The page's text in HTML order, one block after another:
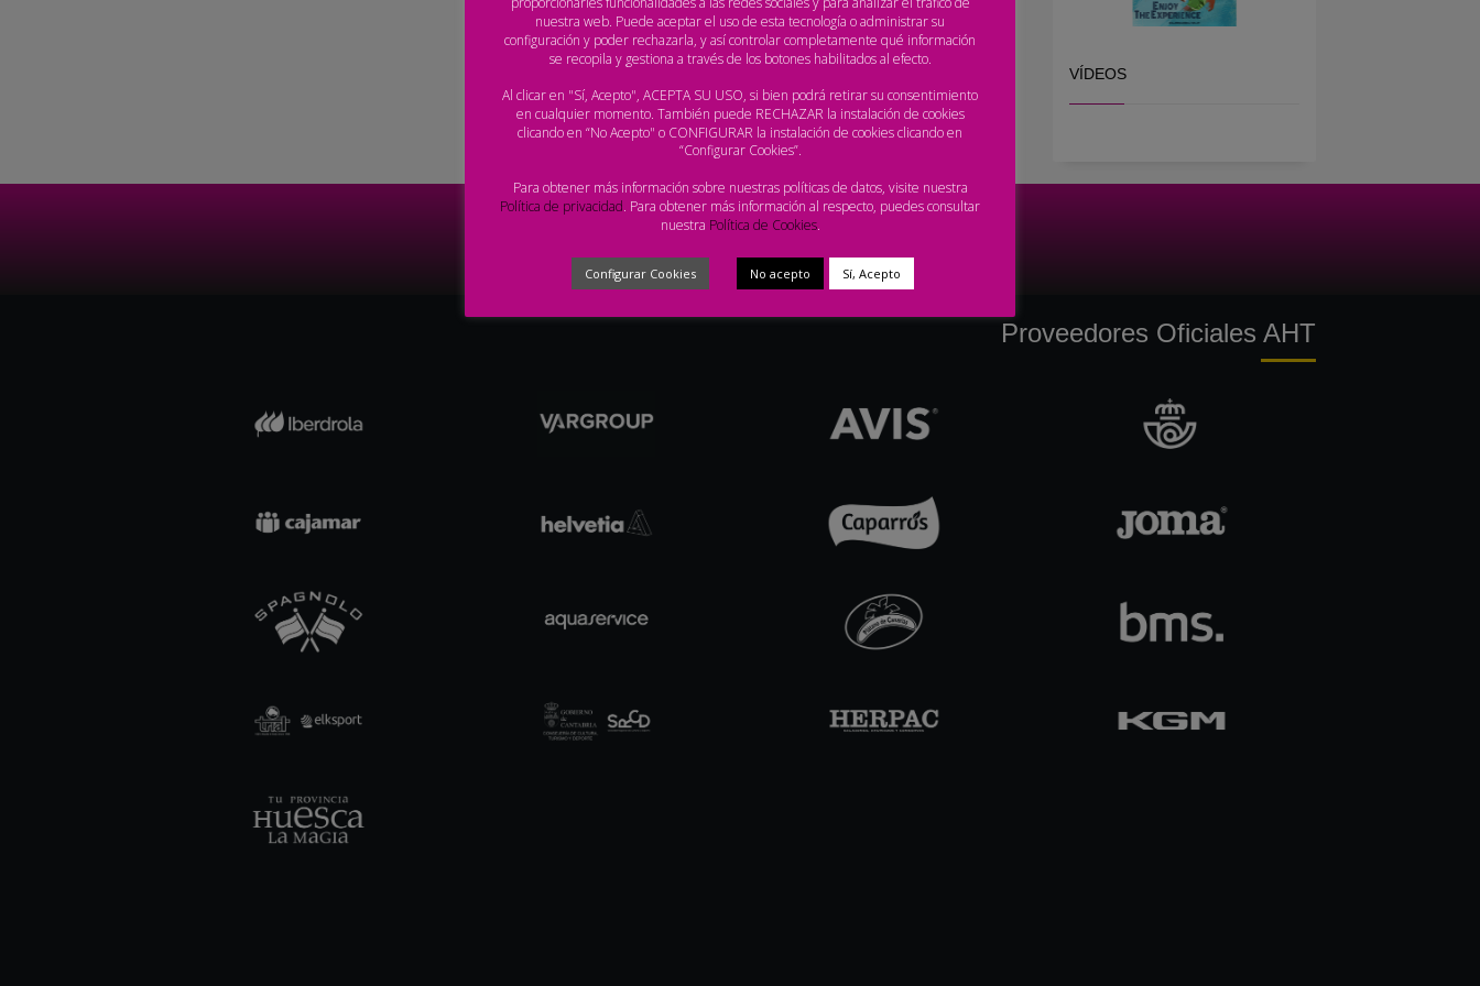
VÍDEOS
Proveedores Oficiales AHT
nuestra web. Puede aceptar el uso de esta tecnología o administrar su
configuración y poder rechazarla, y así controlar completamente qué información
se recopila y gestiona a través de los botones habilitados al efecto.
Al clicar en "Sí, Acepto", ACEPTA SU USO, si bien podrá retirar su consentimiento
en cualquier momento. También puede RECHAZAR la instalación de cookies
clicando en “No Acepto" o CONFIGURAR la instalación de cookies clicando en
“Configurar Cookies”.
Para obtener más información sobre nuestras políticas de datos, visite nuestra
Política de privacidad. Para obtener más información al respecto, puedes consultar
nuestra Política de Cookies.
Configurar Cookies No acepto Sí, Acepto